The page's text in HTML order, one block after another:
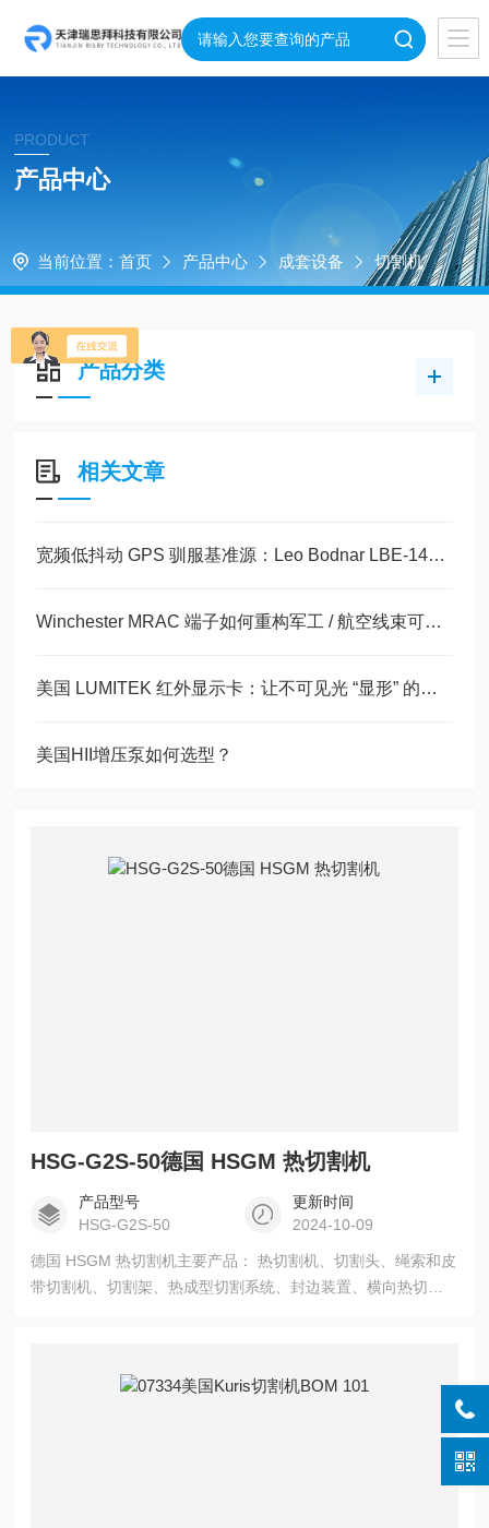
PRODUCT
产品中心
当前位置： 首页 产品中心 成套设备 切割机
产品分类
相关文章
宽频低抖动 GPS 驯服基准源：Leo Bodnar LBE-1421 技术解析与行业落地应用
Winchester MRAC 端子如何重构军工 / 航空线束可靠性体系
美国 LUMITEK 红外显示卡：让不可见光 “显形” 的黑科技
美国HII增压泵如何选型？
HSG-G2S-50德国 HSGM 热切割机
产品型号
HSG-G2S-50
更新时间
2024-10-09
德国 HSGM 热切割机主要产品： 热切割机、切割头、绳索和皮
带切割机、切割架、热成型切割系统、封边装置、横向热切